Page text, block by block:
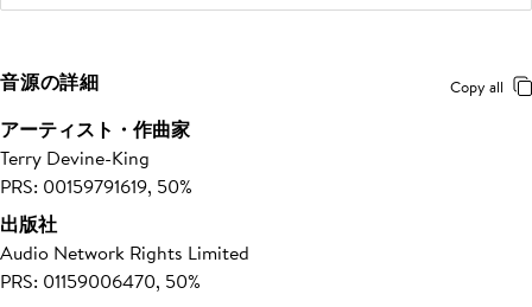
音源の詳細 Copy all
アーティスト・作曲家
Terry Devine-King
PRS: 00159791619, 50%
出版社
Audio Network Rights Limited
PRS: 01159006470, 50%